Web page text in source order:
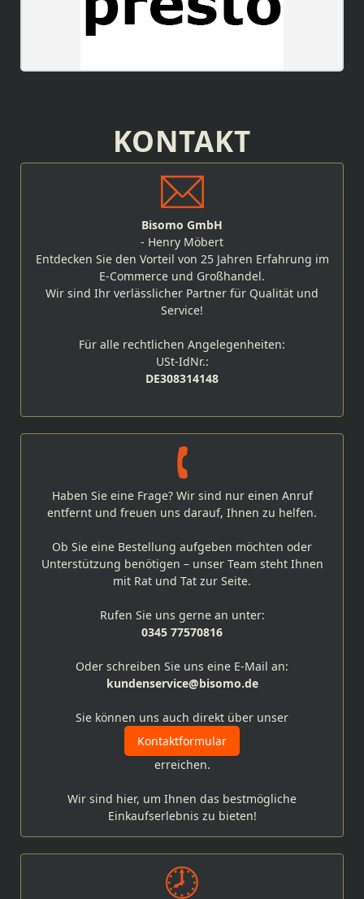
KONTAKT
Bisomo GmbH
- Henry Möbert
Entdecken Sie den Vorteil von 25 Jahren Erfahrung im
E-Commerce und Großhandel.
Wir sind Ihr verlässlicher Partner für Qualität und
Service!
Für alle rechtlichen Angelegenheiten:
USt-IdNr.:
DE308314148
Haben Sie eine Frage? Wir sind nur einen Anruf
entfernt und freuen uns darauf, Ihnen zu helfen.
Ob Sie eine Bestellung aufgeben möchten oder
Unterstützung benötigen – unser Team steht Ihnen
mit Rat und Tat zur Seite.
Rufen Sie uns gerne an unter:
0345 77570816
Oder schreiben Sie uns eine E-Mail an:
kundenservice@bisomo.de
Sie können uns auch direkt über unser
Kontaktformular
erreichen.
Wir sind hier, um Ihnen das bestmögliche
Einkaufserlebnis zu bieten!